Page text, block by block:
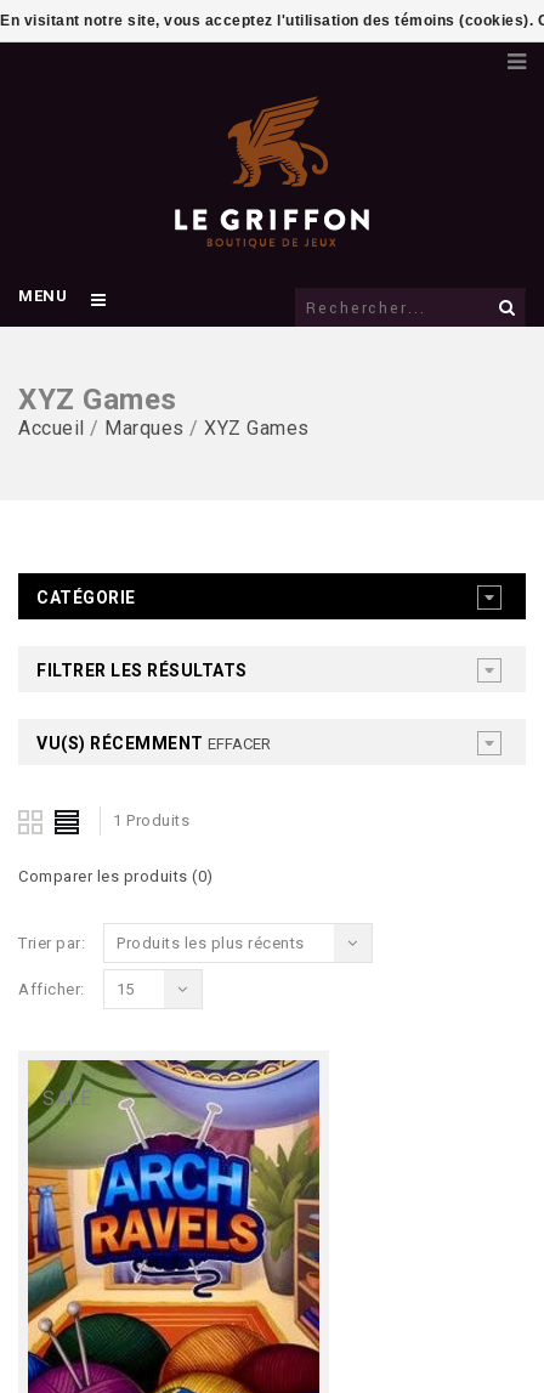
MENU
XYZ Games
Accueil / Marques / XYZ Games
CATÉGORIE
FILTRER LES RÉSULTATS
VU(S) RÉCEMMENT EFFACER
1 Produits
Comparer les produits (0)
Trier par: Produits les plus récents
Afficher: 15
SALE
En visitant notre site, vous acceptez l'utilisation des témoins